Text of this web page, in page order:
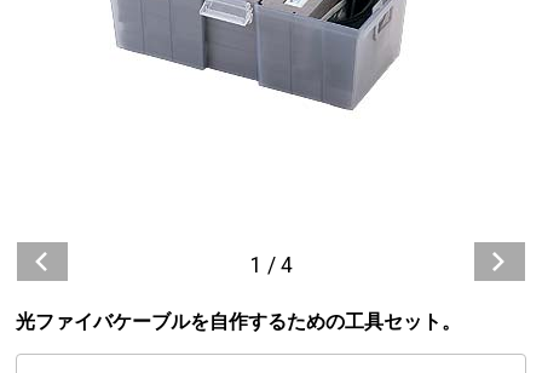
1 / 4
光ファイバケーブルを自作するための工具セット。